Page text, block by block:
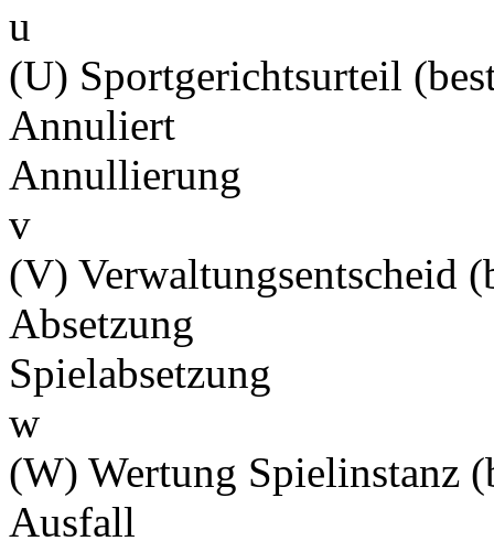
u
(U) Sportgerichtsurteil
Annuliert
Annullierung
v
(V) Verwaltungsentscheid
Absetzung
Spielabsetzung
w
(W) Wertung Spielinstanz
Ausfall